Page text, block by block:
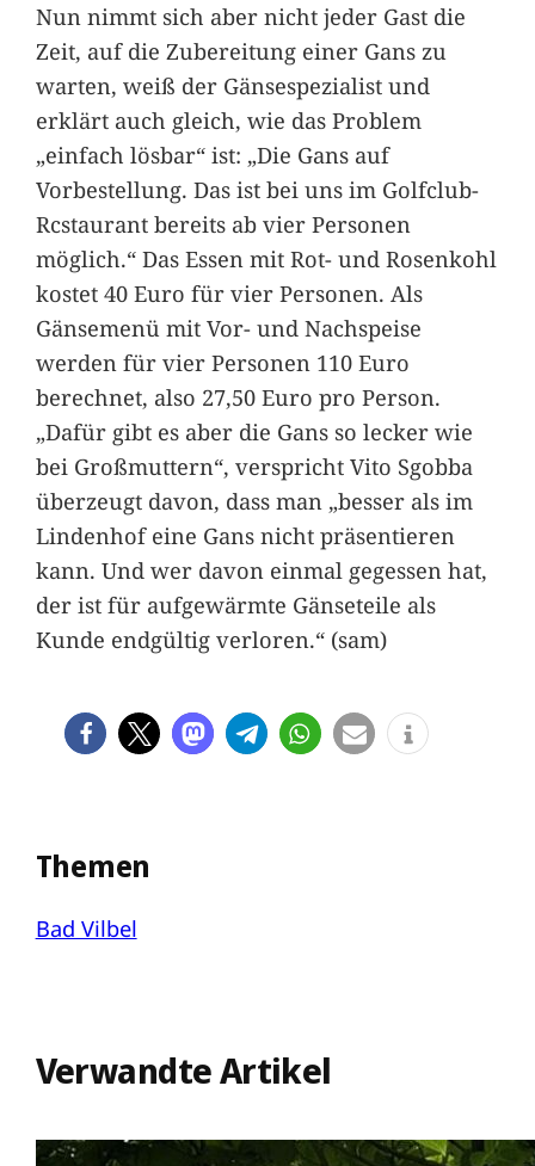
Nun nimmt sich aber nicht jeder Gast die
Zeit, auf die Zubereitung einer Gans zu
warten, weiß der Gänsespezialist und
erklärt auch gleich, wie das Problem
„einfach lösbar“ ist: „Die Gans auf
Vorbestellung. Das ist bei uns im Golfclub-
Rcstaurant bereits ab vier Personen
möglich.“ Das Essen mit Rot- und Rosenkohl
kostet 40 Euro für vier Personen. Als
Gänsemenü mit Vor- und Nachspeise
werden für vier Personen 110 Euro
berechnet, also 27,50 Euro pro Person.
„Dafür gibt es aber die Gans so lecker wie
bei Großmuttern“, verspricht Vito Sgobba
überzeugt davon, dass man „besser als im
Lindenhof eine Gans nicht präsentieren
kann. Und wer davon einmal gegessen hat,
der ist für aufgewärmte Gänseteile als
Kunde endgültig verloren.“ (sam)
Themen
Bad Vilbel
Verwandte Artikel